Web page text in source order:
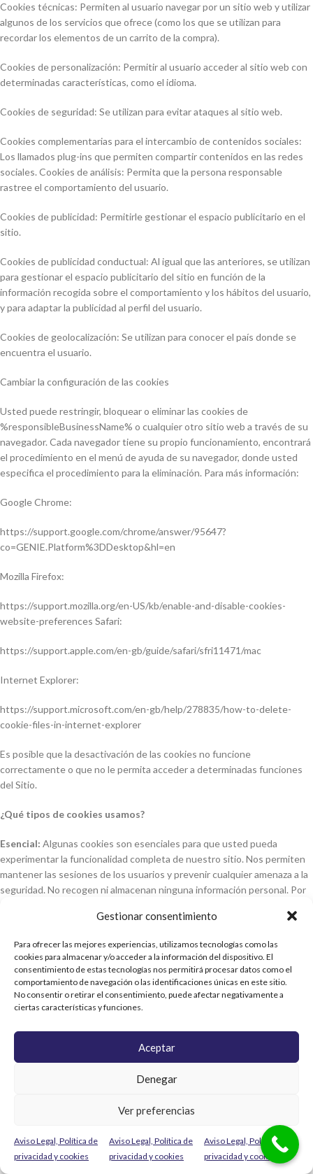
Gestionar consentimiento
Para ofrecer las mejores experiencias, utilizamos tecnologías como las
cookies para almacenar y/o acceder a la información del dispositivo. El
consentimiento de estas tecnologías nos permitirá procesar datos como el
comportamiento de navegación o las identificaciones únicas en este sitio.
No consentir o retirar el consentimiento, puede afectar negativamente a
ciertas características y funciones.
Aceptar
Denegar
Ver preferencias
Aviso Legal, Política de
privacidad y cookies
Aviso Legal, Política de
privacidad y cookies
Aviso Legal, Política de
privacidad y cookies
Cookies técnicas: Permiten al usuario navegar por un sitio web y utilizar
algunos de los servicios que ofrece (como los que se utilizan para
recordar los elementos de un carrito de la compra).
Cookies de personalización: Permitir al usuario acceder al sitio web con
determinadas características, como el idioma.
Cookies de seguridad: Se utilizan para evitar ataques al sitio web.
Cookies complementarias para el intercambio de contenidos sociales:
Los llamados plug-ins que permiten compartir contenidos en las redes
sociales. Cookies de análisis: Permita que la persona responsable
rastree el comportamiento del usuario.
Cookies de publicidad: Permitirle gestionar el espacio publicitario en el
sitio.
Cookies de publicidad conductual: Al igual que las anteriores, se utilizan
para gestionar el espacio publicitario del sitio en función de la
información recogida sobre el comportamiento y los hábitos del usuario,
y para adaptar la publicidad al perfil del usuario.
Cookies de geolocalización: Se utilizan para conocer el país donde se
encuentra el usuario.
Cambiar la configuración de las cookies
Usted puede restringir, bloquear o eliminar las cookies de
%responsibleBusinessName% o cualquier otro sitio web a través de su
navegador. Cada navegador tiene su propio funcionamiento, encontrará
el procedimiento en el menú de ayuda de su navegador, donde usted
especifica el procedimiento para la eliminación. Para más información:
Google Chrome:
https://support.google.com/chrome/answer/95647?
co=GENIE.Platform%3DDesktop&hl=en
Mozilla Firefox:
https://support.mozilla.org/en-US/kb/enable-and-disable-cookies-
website-preferences Safari:
https://support.apple.com/en-gb/guide/safari/sfri11471/mac
Internet Explorer:
https://support.microsoft.com/en-gb/help/278835/how-to-delete-
cookie-files-in-internet-explorer
Es posible que la desactivación de las cookies no funcione
correctamente o que no le permita acceder a determinadas funciones
del Sitio.
¿Qué tipos de cookies usamos?
Esencial: Algunas cookies son esenciales para que usted pueda
experimentar la funcionalidad completa de nuestro sitio. Nos permiten
mantener las sesiones de los usuarios y prevenir cualquier amenaza a la
seguridad. No recogen ni almacenan ninguna información personal. Por
productos a su cesta, así como realizar el pago de forma segura.
Estadísticas: Estas cookies almacenan información como el número de
visitantes del sitio web, el número de visitantes únicos, qué páginas del
sitio web han sido visitadas, el origen de la visita, etc. Estos datos nos
ayudan a comprender y analizar el rendimiento del sitio web y los
aspectos que deben mejorarse.
esenciales de nuestro sitio web. Estas funcionalidades incluyen la
sitio web en plataformas de medios sociales.
Estas cookies nos ayudan a almacenar su configuración y
preferencias de navegación, como las preferencias de idioma, para que
tenga una experiencia mejor y más eficiente en futuras visitas al sitio
web.